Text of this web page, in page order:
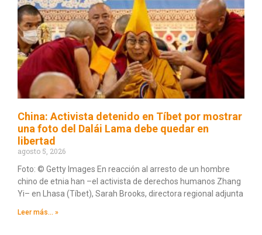
China: Activista detenido en Tíbet por mostrar
una foto del Dalái Lama debe quedar en
libertad
agosto 5, 2026
Foto: © Getty Images En reacción al arresto de un hombre
chino de etnia han –el activista de derechos humanos Zhang
Yi– en Lhasa (Tíbet), Sarah Brooks, directora regional adjunta
Leer más... »